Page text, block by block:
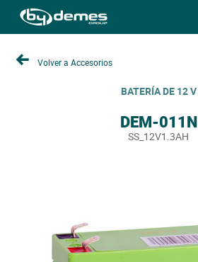
Volver a Accesorios
BATERÍA DE 12 V
DEM-011N
SS_12V1.3AH